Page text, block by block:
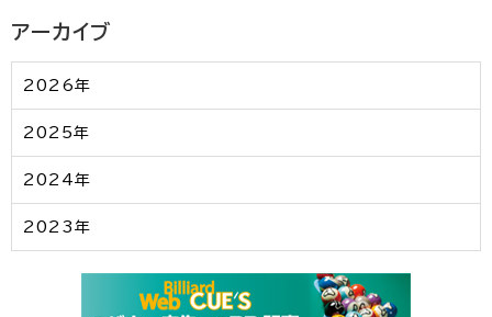
アーカイブ
2026年
2025年
2024年
2023年